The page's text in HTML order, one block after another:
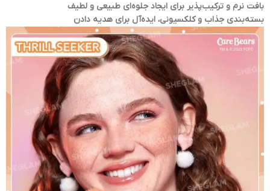
بافت نرم و ترکیب‌پذیر برای ایجاد جلوه‌ای طبیعی و لطیف
بسته‌بندی جذاب و کلکسیونی، ایده‌آل برای هدیه دادن